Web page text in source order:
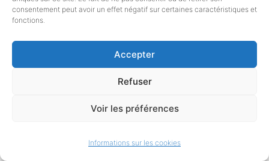
consentement peut avoir un effet négatif sur certaines caractéristiques et
fonctions.
Accepter
Refuser
Voir les préférences
Informations sur les cookies
moyens éditeurs vf.pdf pdf – 13 Mo
2023 Etude petits et moyens
éditeurs – Synthèse vf.pdf pdf –